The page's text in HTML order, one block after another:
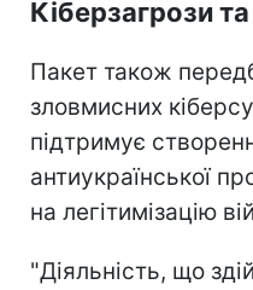
Кіберзагрози
Пакет також
зловмисних
підтримує
антиукраїнської
на легітимізацію
"Діяльність, що